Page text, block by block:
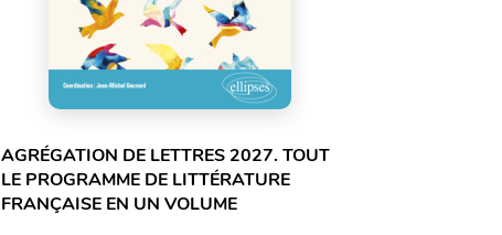
AGRÉGATION DE LETTRES 2027. TOUT
LE PROGRAMME DE LITTÉRATURE
FRANÇAISE EN UN VOLUME